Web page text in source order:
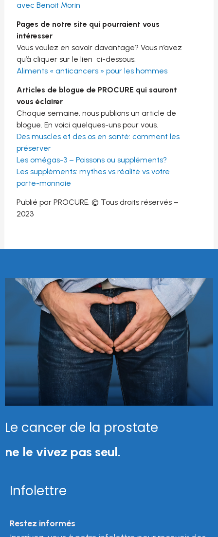
avec Benoit Morin
Pages de notre site qui pourraient vous
intéresser
Vous voulez en savoir davantage? Vous n’avez
qu’à cliquer sur le lien ci-dessous.
Aliments « anticancers » pour les hommes
Articles de blogue de PROCURE qui sauront
vous éclairer
Chaque semaine, nous publions un article de
blogue. En voici quelques-uns pour vous.
Des muscles et des os en santé: comment les
préserver
Les omégas-3 – Poissons ou suppléments?
Les suppléments: mythes vs réalité vs votre
porte-monnaie
Publié par PROCURE. © Tous droits réservés –
2023
Le cancer de la prostate
ne le vivez pas seul.
Infolettre
Restez informés